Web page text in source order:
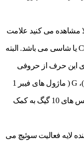
مشاهده می کنید علامت
C گذاشته شده است که به معنی Chassis یا شاسی می باشد. البته
این حرف از حروفی
مانند X ( ماژول های مرکزی پردازشی )، G ( ماژول های فیبر 1
گیگابیتی) و E ( امکان استفاده از اینترفیس های 10 گیگ به کمک
نشان دهنده لایه فعالیت سوئیچ می